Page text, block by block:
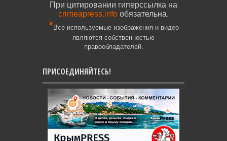
При цитировании гиперссылка на
crimeapress.info обязательна.
*Все используемые изображения и видео
являются собственностью
правообладателей.
ПРИСОЕДИНЯЙТЕСЬ!